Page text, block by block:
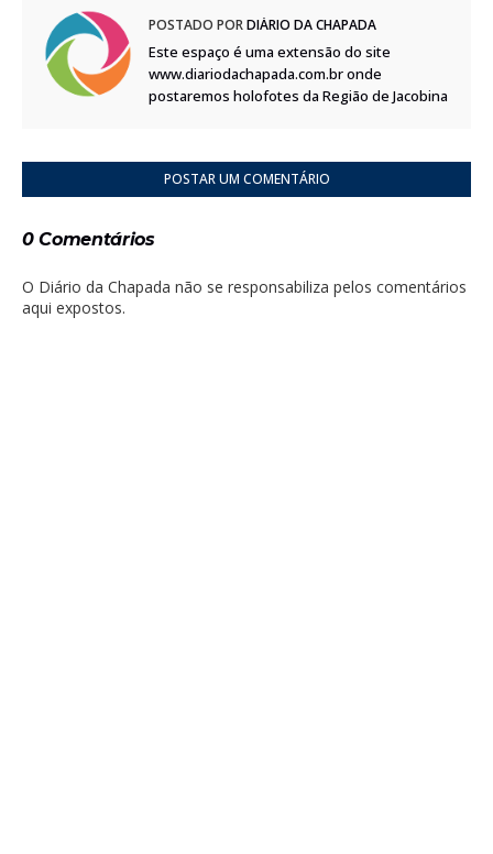
POSTADO PORDIÁRIO DA CHAPADA
Este espaço é uma extensão do site
www.diariodachapada.com.br onde
postaremos holofotes da Região de Jacobina
POSTAR UM COMENTÁRIO
0 Comentários
O Diário da Chapada não se responsabiliza pelos comentários
aqui expostos.